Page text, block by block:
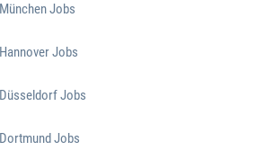
München Jobs
Hannover Jobs
Düsseldorf Jobs
Dortmund Jobs